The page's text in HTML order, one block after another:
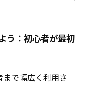
：最終チェッ
情報と新機能紹
う：初心者が最初
まで幅広く利用さ